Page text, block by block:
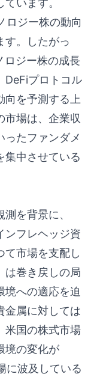
います。
ロジー株の動向
す。したがっ
ロジー株の成長
DeFiプロトコル
向を予測する上
市場は、企業収
ったファンダメ
集中させている
を背景に、
ンフレヘッジ資
て市場を支配し
は巻き戻しの局
境への適応を迫
金属に対しては
米国の株式市場
境の変化が
に波及している